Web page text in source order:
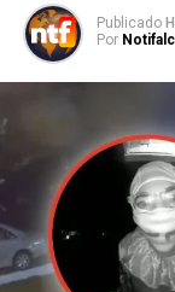
Publicado
Por